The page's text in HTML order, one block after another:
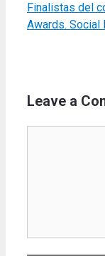
Finalistas del
Awards. Social
Leave a